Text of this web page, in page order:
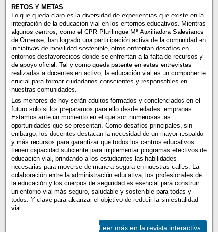
RETOS Y METAS
Lo que queda claro es la diversidad de experiencias que existe en la
integración de la educación vial en los entornos educativos. Mientras
algunos centros, como el CPR Plurilingüe Mª Auxiliadora Salesianos
de Ourense, han logrado una participación activa de la comunidad en
iniciativas de movilidad sostenible, otros enfrentan desafíos en
entornos desfavorecidos donde se enfrentan a la falta de recursos y
de apoyo oficial. Tal y como queda patente en estas entrevistas
realizadas a docentes en activo, la educación vial es un componente
crucial para formar ciudadanos conscientes y responsables en
nuestras comunidades.
Los menores de hoy serán adultos formados y concienciados en el
futuro solo si los preparamos para ello desde edades tempranas.
Estamos ante un momento en el que son numerosas las
oportunidades que se presentan. Como desafíos principales, sin
embargo, los docentes destacan la necesidad de un mayor respaldo
y más recursos para garantizar que todos los centros educativos
tienen capacidad suficiente para implementar programas efectivos de
educación vial, brindando a los estudiantes las habilidades
necesarias para moverse de manera segura en nuestras calles. La
colaboración entre la administración educativa, los profesionales de
la educación y los cuerpos de seguridad es esencial para construir
un entorno vial más seguro, saludable y sostenible para todas y
todos. Y clave para alcanzar el objetivo de reducir la siniestralidad
vial.
Leer más en la revista interactiva